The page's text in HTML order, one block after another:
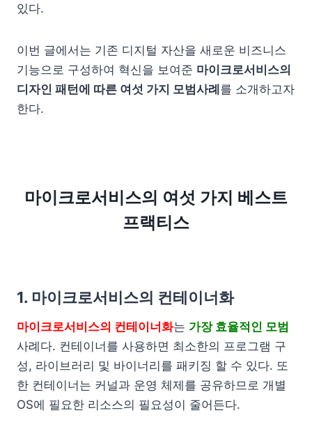
있다.
이번 글에서는 기존 디지털 자산을 새로운 비즈니스
기능으로 구성하여 혁신을 보여준 마이크로서비스의
디자인 패턴에 따른 여섯 가지 모범사례를 소개하고자
한다.
마이크로서비스의 여섯 가지 베스트
프랙티스
1. 마이크로서비스의 컨테이너화
마이크로서비스의 컨테이너화는 가장 효율적인 모범
사례다. 컨테이너를 사용하면 최소한의 프로그램 구
성, 라이브러리 및 바이너리를 패키징 할 수 있다. 또
한 컨테이너는 커널과 운영 체제를 공유하므로 개별
OS에 필요한 리소스의 필요성이 줄어든다.